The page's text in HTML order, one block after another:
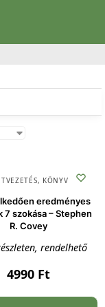
, KÖNYV
eredményes
7 szokása – Stephen
R. Covey
rendelhető
4990 Ft